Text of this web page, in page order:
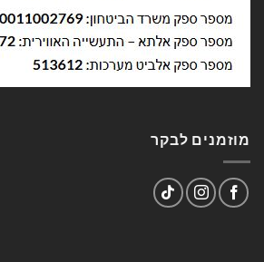
מוזמנים לבקר